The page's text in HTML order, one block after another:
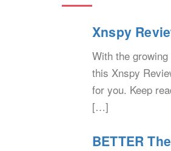
Xnspy
With the
this Xnspy
for you. Keep
[…]
BETTER